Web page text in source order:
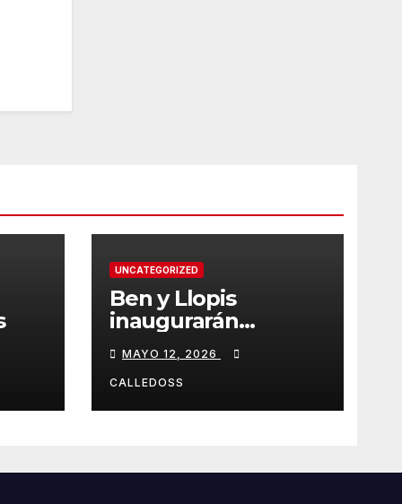
UNCATEGORIZED
Ben y Llopis
inaugurarán
Diamond
MAYO 12, 2026
CALLEDOSS